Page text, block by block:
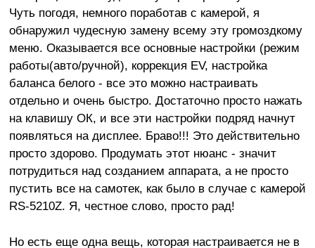
Чуть погодя, немного поработав с камерой, я
обнаружил чудесную замену всему эту громоздкому
меню. Оказывается все основные настройки (режим
работы(авто/ручной), коррекция EV, настройка
баланса белого - все это можно настраивать
отдельно и очень быстро. Достаточно просто нажать
на клавишу ОК, и все эти настройки подряд начнут
появляться на дисплее. Браво!!! Это действительно
просто здорово. Продумать этот нюанс - значит
потрудиться над созданием аппарата, а не просто
пустить все на самотек, как было в случае с камерой
RS-5210Z. Я, честное слово, просто рад!
Но есть еще одна вещь, которая настраивается не в